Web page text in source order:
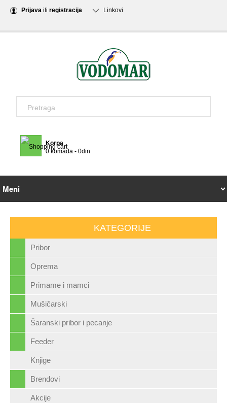
Prijava ili registracija Linkovi
Korpa
0 komada - 0din
KATEGORIJE
Pribor
Oprema
Primame i mamci
Mušičarski
Šaranski pribor i pecanje
Feeder
Knjige
Brendovi
Akcije